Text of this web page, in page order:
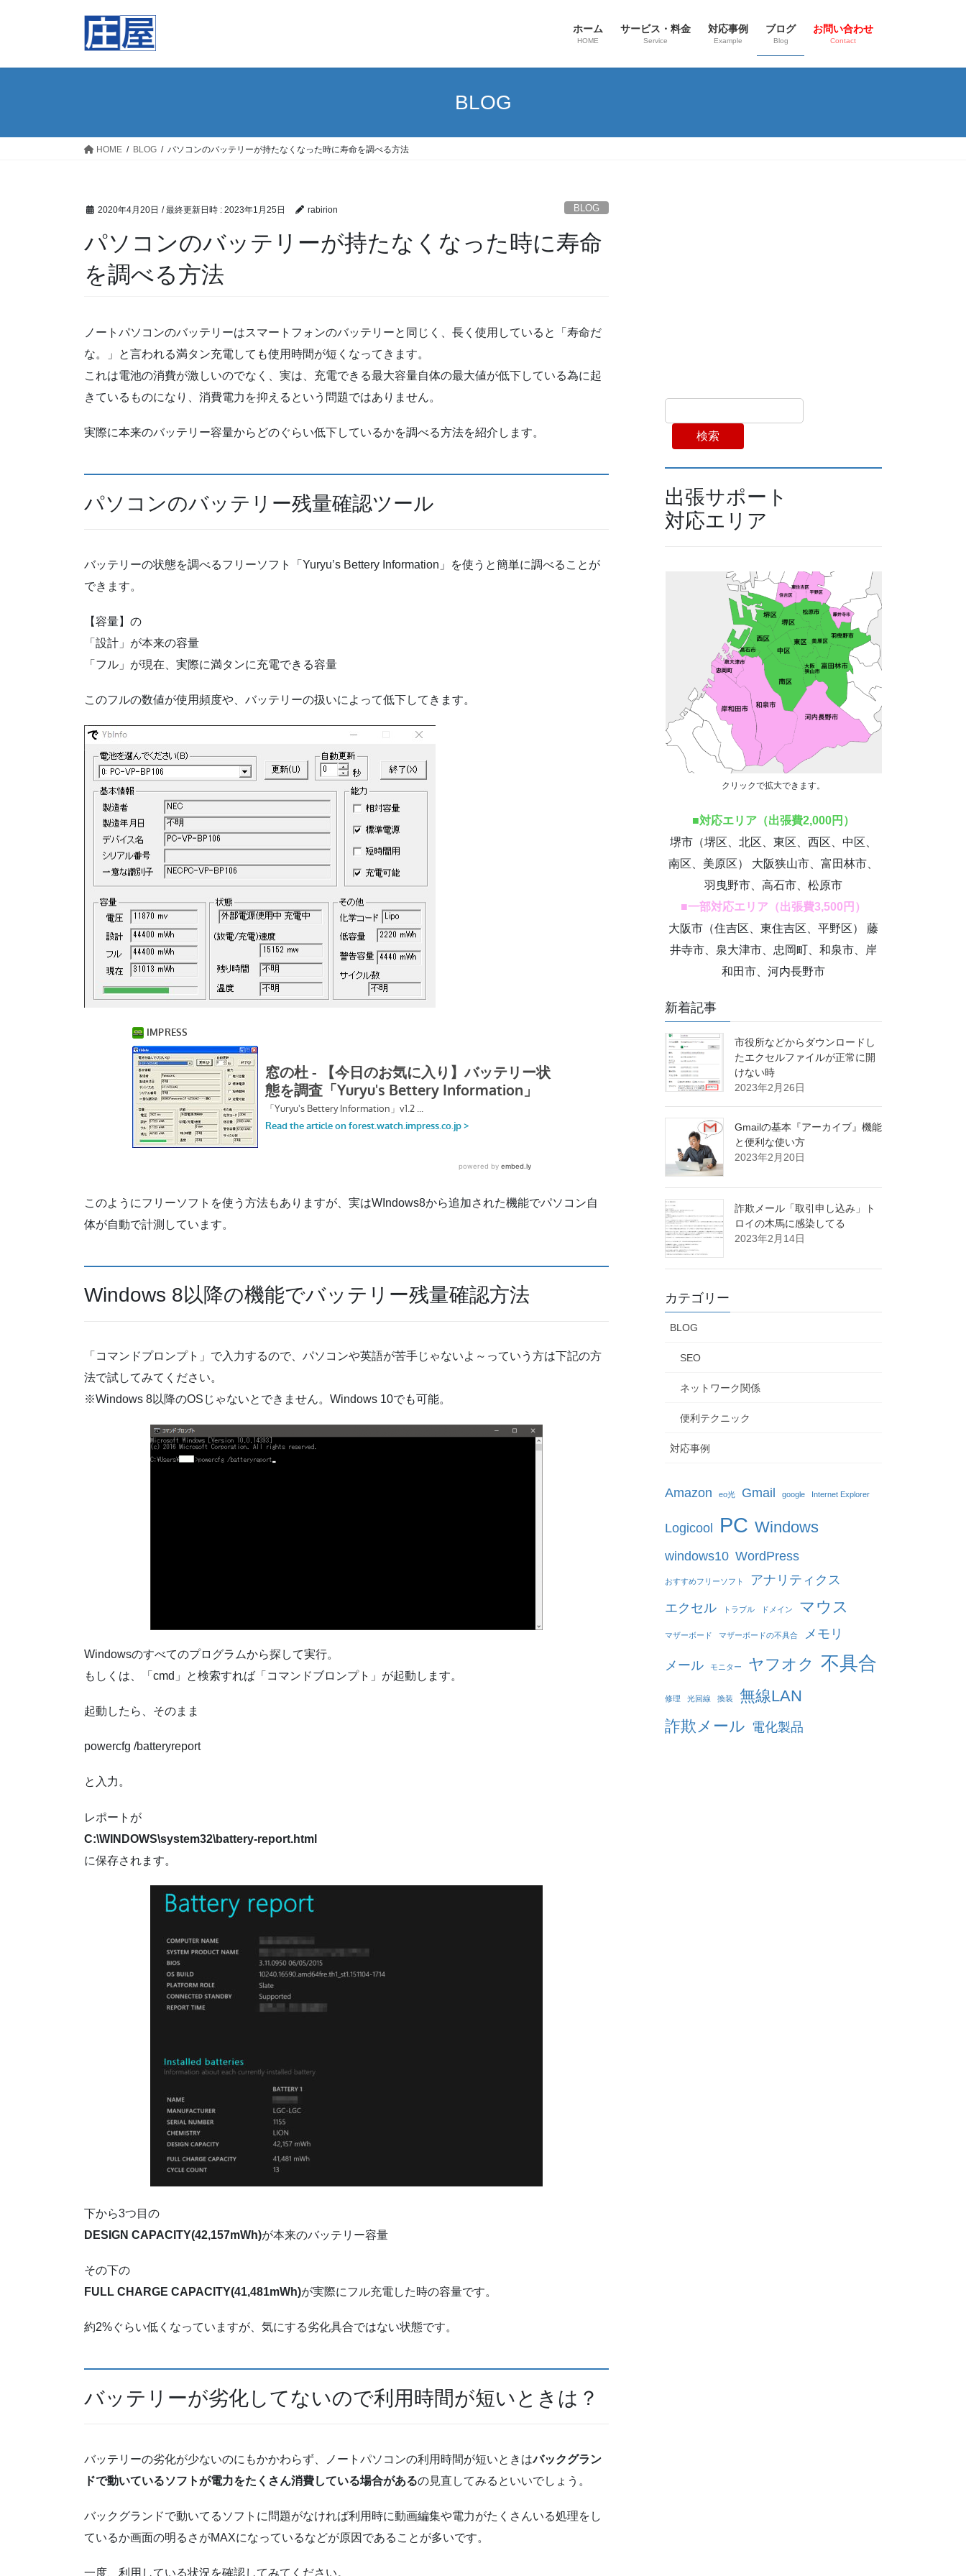
ホーム
HOME
サービス・料金
Service
対応事例
Example
ブログ
Blog
お問い合わせ
Contact
BLOG
HOME BLOG パソコンのバッテリーが持たなくなった時に寿命を調べる方法
2020年4月20日 / 最終更新日時 : 2023年1月25日 rabirion BLOG
パソコンのバッテリーが持たなくなった時に寿命
を調べる方法
ノートパソコンのバッテリーはスマートフォンのバッテリーと同じく、長く使用していると「寿命だ
な。」と言われる満タン充電しても使用時間が短くなってきます。
これは電池の消費が激しいのでなく、実は、充電できる最大容量自体の最大値が低下している為に起
きているものになり、消費電力を抑えるという問題ではありません。
実際に本来のバッテリー容量からどのぐらい低下しているかを調べる方法を紹介します。
パソコンのバッテリー残量確認ツール
バッテリーの状態を調べるフリーソフト「Yuryu’s Bettery Information」を使うと簡単に調べることが
できます。
【容量】の
「設計」が本来の容量
「フル」が現在、実際に満タンに充電できる容量
このフルの数値が使用頻度や、バッテリーの扱いによって低下してきます。
このようにフリーソフトを使う方法もありますが、実はWIndows8から追加された機能でパソコン自
体が自動で計測しています。
Windows 8以降の機能でバッテリー残量確認方法
「コマンドプロンプト」で入力するので、パソコンや英語が苦手じゃないよ～っていう方は下記の方
法で試してみてください。
※Windows 8以降のOSじゃないとできません。Windows 10でも可能。
Windowsのすべてのプログラムから探して実行。
もしくは、「cmd」と検索すれば「コマンドブロンプト」が起動します。
起動したら、そのまま
powercfg /batteryreport
と入力。
レポートが
C:\WINDOWS\system32\battery-report.html
に保存されます。
下から3つ目の
DESIGN CAPACITY(42,157mWh)が本来のバッテリー容量
その下の
FULL CHARGE CAPACITY(41,481mWh)が実際にフル充電した時の容量です。
約2%ぐらい低くなっていますが、気にする劣化具合ではない状態です。
バッテリーが劣化してないので利用時間が短いときは？
バッテリーの劣化が少ないのにもかかわらず、ノートパソコンの利用時間が短いときはバックグラン
ドで動いているソフトが電力をたくさん消費している場合があるの見直してみるといいでしょう。
バックグランドで動いてるソフトに問題がなければ利用時に動画編集や電力がたくさんいる処理をし
ているか画面の明るさがMAXになっているなどが原因であることが多いです。
一度、利用している状況を確認してみてください。
検索
出張サポート
対応エリア
クリックで拡大できます。
■対応エリア（出張費2,000円）
堺市（堺区、北区、東区、西区、中区、
南区、美原区） 大阪狭山市、富田林市、
羽曳野市、高石市、松原市
■一部対応エリア（出張費3,500円）
大阪市（住吉区、東住吉区、平野区） 藤
井寺市、泉大津市、忠岡町、和泉市、岸
和田市、河内長野市
新着記事
市役所などからダウンロードし
たエクセルファイルが正常に開
けない時
2023年2月26日
Gmailの基本『アーカイブ』機能
と便利な使い方
2023年2月20日
詐欺メール「取引申し込み」ト
ロイの木馬に感染してる
2023年2月14日
カテゴリー
BLOG
SEO
ネットワーク関係
便利テクニック
対応事例
Amazon eo光 Gmail google Internet Explorer
Logicool PC Windows
windows10 WordPress
おすすめフリーソフト
アナリティクス
エクセル
トラブル ドメイン マウス
マザーボード マザーボードの不具合 メモリ
メール モニター ヤフオク 不具合
修理 光回線 換装
無線LAN
詐欺メール 電化製品